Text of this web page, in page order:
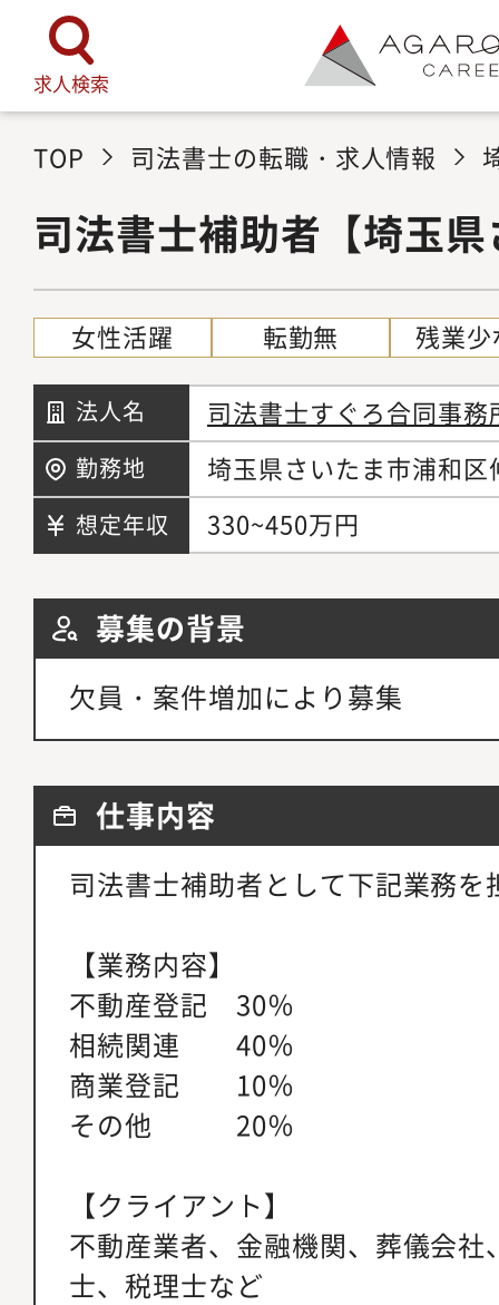
求人検索
TOP 司法書士の転職・求人情報
司法書士補助者【埼玉
女性活躍 転勤無 残業
法人名 司法書士すぐろ合同事務
勤務地 埼玉県さいたま市浦和
想定年収 330~450万円
募集の背景
欠員・案件増加により募集
仕事内容
司法書士補助者として下記業務
【業務内容】
不動産登記 30％
相続関連 40％
商業登記 10％
その他 20％
【クライアント】
不動産業者、金融機関、葬儀会
士、税理士など